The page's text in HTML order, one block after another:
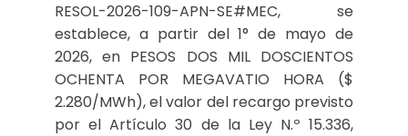
RESOL-2026-109-APN-SE#MEC, se
establece, a partir del 1° de mayo de
2026, en PESOS DOS MIL DOSCIENTOS
OCHENTA POR MEGAVATIO HORA ($
2.280/MWh), el valor del recargo previsto
por el Artículo 30 de la Ley N.º 15.336,